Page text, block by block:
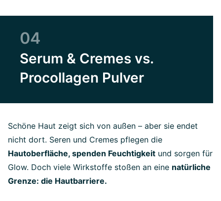
04
Serum & Cremes vs.
Procollagen Pulver
Schöne Haut zeigt sich von außen – aber sie endet
nicht dort. Seren und Cremes pflegen die
Hautoberfläche, spenden Feuchtigkeit und sorgen für
Glow. Doch viele Wirkstoffe stoßen an eine natürliche
Grenze: die Hautbarriere.